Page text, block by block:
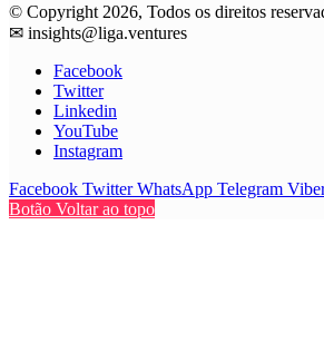
© Copyright 2026, Todos os direitos
✉ insights@liga.ventures
Facebook
Twitter
Linkedin
YouTube
Instagram
Facebook Twitter WhatsApp Telegram
Botão Voltar ao topo